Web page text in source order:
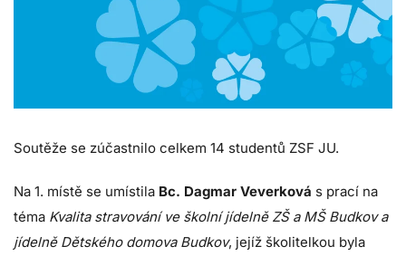
Soutěže se zúčastnilo celkem 14 studentů ZSF JU.
Na 1. místě se umístila Bc. Dagmar Veverková s prací na
téma Kvalita stravování ve školní jídelně ZŠ a MŠ Budkov a
jídelně Dětského domova Budkov, jejíž školitelkou byla